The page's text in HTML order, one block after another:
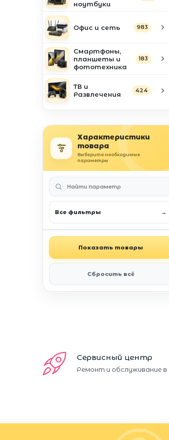
ноутбуки
Офис и сеть 983
Смартфоны,
планшеты и
фототехника
183
ТВ и
Развлечения
424
Характеристики
товара
Выберите необходимые
параметры
Все фильтры →
Показать товары
Сбросить всё
Сервисный центр
Ремонт и обслуживание